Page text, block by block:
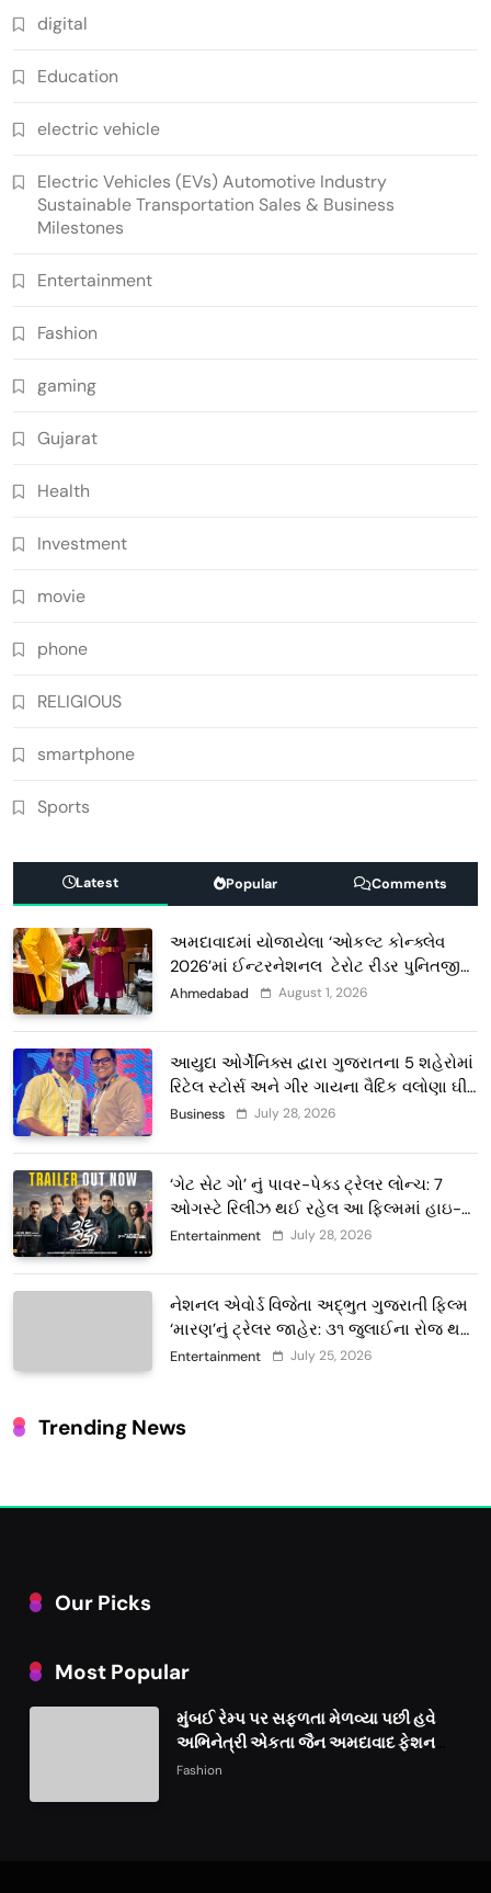
digital
Education
electric vehicle
Electric Vehicles (EVs) Automotive Industry
Sustainable Transportation Sales & Business
Milestones
Entertainment
Fashion
gaming
Gujarat
Health
Investment
movie
phone
RELIGIOUS
smartphone
Sports
Latest Popular Comments
અમદાવાદમાં યોજાયેલા ‘ઓકલ્ટ કોન્ક્લેવ
2026’માં ઈન્ટરનેશનલ ટેરોટ રીડર પુનિતજી
લુલ્લા એ ટેરોટ કાર્ડ રીડિંગ અંગે માહિતી આપી
Ahmedabad August 1, 2026
આયુદા ઓર્ગેનિક્સ દ્વારા ગુજરાતના 5 શહેરોમાં
રિટેલ સ્ટોર્સ અને ગીર ગાયના વૈદિક વલોણા ઘી-
દૂધની શુદ્ધ સેવાઓ સાથે વ્યાપક વિસ્તરણ
Business July 28, 2026
‘ગેટ સેટ ગો’ નું પાવર-પેક્ડ ટ્રેલર લોન્ચ: 7
ઓગસ્ટે રિલીઝ થઈ રહેલ આ ફિલ્મમાં હાઇ-
ટેક VFX જોવા મળશે
Entertainment July 28, 2026
નેશનલ એવોર્ડ વિજેતા અદ્ભુત ગુજરાતી ફિલ્મ
‘મારણ’નું ટ્રેલર જાહેર: ૩૧ જુલાઈના રોજ થશે
થિયેટરોમાં રિલીઝ
Entertainment July 25, 2026
Trending News
Our Picks
Most Popular
મુંબઈ રેમ્પ પર સફળતા મેળવ્યા પછી હવે
અભિનેત્રી એકતા જૈન અમદાવાદ ફેશન
વીકમાં પોતાની પ્રતિભા પ્રદર્શિત કરશે
Fashion